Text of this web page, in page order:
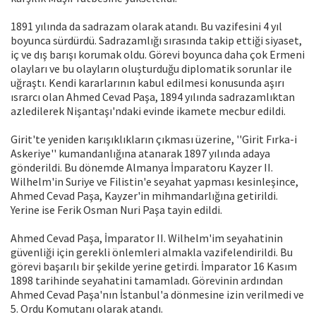
1891 yılında da sadrazam olarak atandı. Bu vazifesini 4 yıl
boyunca sürdürdü. Sadrazamlığı sırasında takip ettiği siyaset,
iç ve dış barışı korumak oldu. Görevi boyunca daha çok Ermeni
olayları ve bu olayların oluşturduğu diplomatik sorunlar ile
uğraştı. Kendi kararlarının kabul edilmesi konusunda aşırı
ısrarcı olan Ahmed Cevad Paşa, 1894 yılında sadrazamlıktan
azledilerek Nişantaşı'ndaki evinde ikamete mecbur edildi.
Girit'te yeniden karışıklıkların çıkması üzerine, ''Girit Fırka-i
Askeriye'' kumandanlığına atanarak 1897 yılında adaya
gönderildi. Bu dönemde Almanya İmparatoru Kayzer II.
Wilhelm'in Suriye ve Filistin'e seyahat yapması kesinleşince,
Ahmed Cevad Paşa, Kayzer'in mihmandarlığına getirildi.
Yerine ise Ferik Osman Nuri Paşa tayin edildi.
Ahmed Cevad Paşa, İmparator II. Wilhelm'im seyahatinin
güvenliği için gerekli önlemleri almakla vazifelendirildi. Bu
görevi başarılı bir şekilde yerine getirdi. İmparator 16 Kasım
1898 tarihinde seyahatini tamamladı. Görevinin ardından
Ahmed Cevad Paşa'nın İstanbul'a dönmesine izin verilmedi ve
5. Ordu Komutanı olarak atandı.